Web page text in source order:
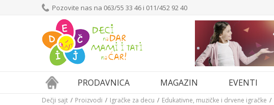
Pozovite nas na 063/55 33 46 i 011/452 92 40
PRODAVNICA MAGAZIN EVENTI
Dečji sajt Proizvodi Igračke za decu Edukativne, muzičke i drvene igračke